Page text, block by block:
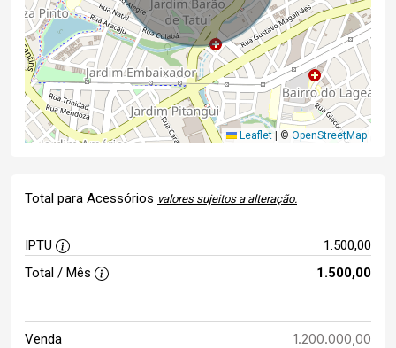
Leaflet | © OpenStreetMap
Total para Acessórios valores sujeitos a alteração.
IPTU
1.500,00
Total / Mês
1.500,00
Venda 1.200.000,00